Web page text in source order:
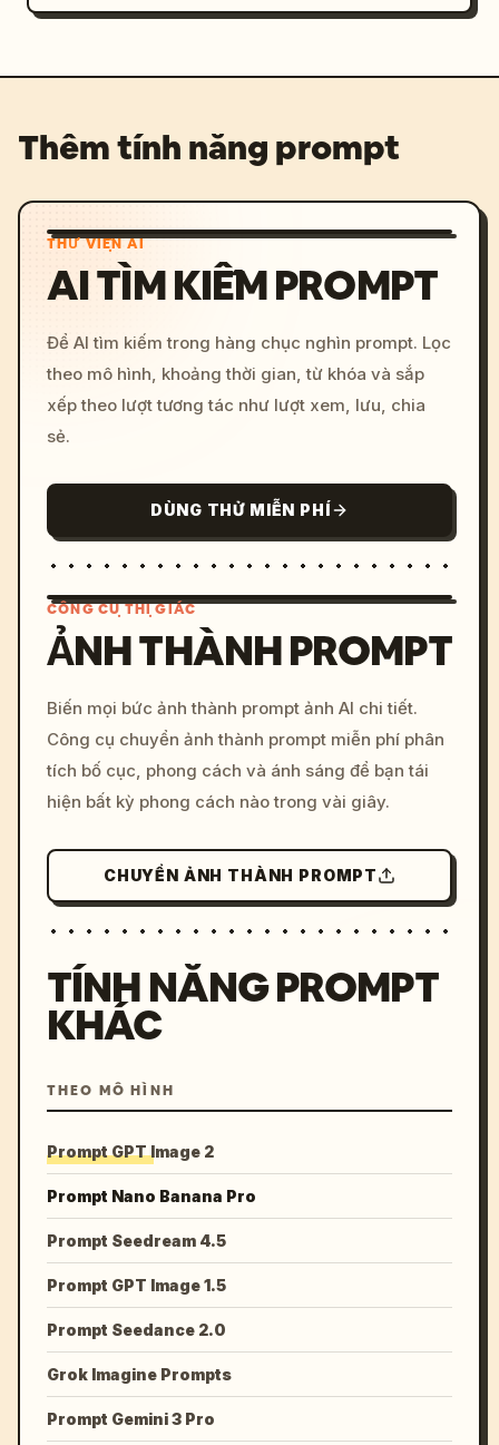
Thêm tính năng prompt
THƯ VIỆN AI
AI TÌM KIẾM PROMPT
Để AI tìm kiếm trong hàng chục nghìn prompt. Lọc
theo mô hình, khoảng thời gian, từ khóa và sắp
xếp theo lượt tương tác như lượt xem, lưu, chia
sẻ.
DÙNG THỬ MIỄN PHÍ
c, cyberpunk sunset, neon
colors, 8k --v 6.0
CÔNG CỤ THỊ GIÁC
ẢNH THÀNH PROMPT
Biến mọi bức ảnh thành prompt ảnh AI chi tiết.
Công cụ chuyển ảnh thành prompt miễn phí phân
tích bố cục, phong cách và ánh sáng để bạn tái
hiện bất kỳ phong cách nào trong vài giây.
CHUYỂN ẢNH THÀNH PROMPT
TÍNH NĂNG PROMPT
KHÁC
THEO MÔ HÌNH
Prompt GPT Image 2
Prompt Nano Banana Pro
Prompt Seedream 4.5
Prompt GPT Image 1.5
Prompt Seedance 2.0
Grok Imagine Prompts
Prompt Gemini 3 Pro